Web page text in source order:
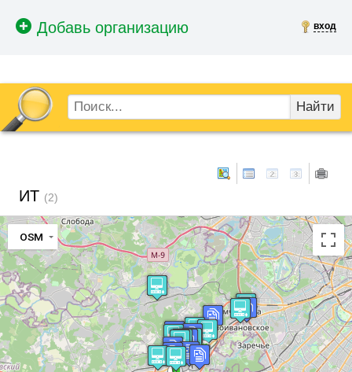
вход
Найти
ИТ (2)
OSM